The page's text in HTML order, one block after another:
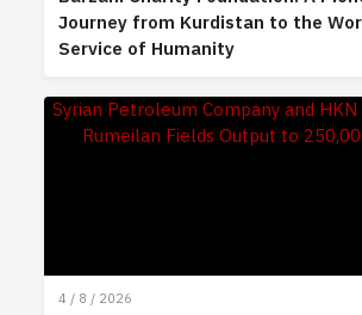
Journey from Kurdistan to the
Service of Humanity
4 / 8 / 2026